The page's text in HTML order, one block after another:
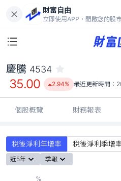
財富自由
立即使用APP，開啟您的股
35.00
慶騰 4534
35.00 2.94% 最近更新時間：
個股概覽 財務報表
稅後淨利年增率 稅後淨利季增
近5年 季報